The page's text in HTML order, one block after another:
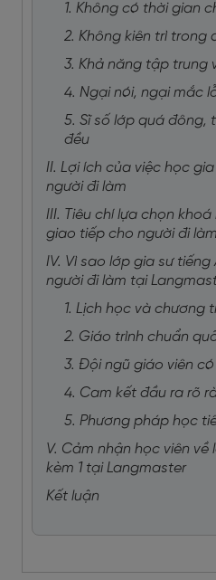
1. Không có thời gian
2. Không kiên trì trong
3. Khả năng tập trung
4. Ngại nói, ngại mắc
5. Sĩ số lớp quá đông,
đều
II. Lợi ích của việc học
người đi làm
III. Tiêu chí lựa chọn
giao tiếp cho người đi làm
IV. Vì sao lớp gia sư
người đi làm tại
1. Lịch học và chương
2. Giáo trình chuẩn
3. Đội ngũ giáo viên
4. Cam kết đầu ra rõ
5. Phương pháp học
V. Cảm nhận học viên về
kèm 1 tại Langmaster
Kết luận